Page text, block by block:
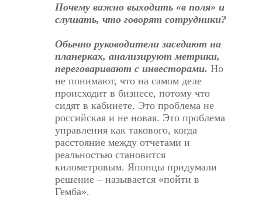
Почему важно выходить «в поля» и
слушать, что говорят сотрудники?
Обычно руководители заседают на
планерках, анализируют метрики,
переговаривают с инвесторами. Но
не понимают, что на самом деле
происходит в бизнесе, потому что
сидят в кабинете. Это проблема не
российская и не новая. Это проблема
управления как такового, когда
расстояние между отчетами и
реальностью становится
километровым. Японцы придумали
решение – называется «пойти в
Гемба».